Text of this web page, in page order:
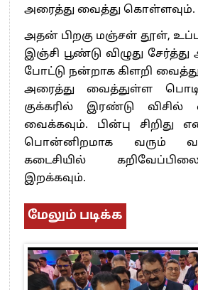
அரைத்து வைத்து கொள்ளவும்.
அதன் பிறகு மஞ்சள் தூள்,
இஞ்சி பூண்டு விழுது
போட்டு நன்றாக கிளறி
அரைத்து வைத்துள்ள
குக்கரில் இரண்டு விசில்
வைக்கவும். பின்பு
பொன்னிறமாக வரும்
கடைசியில்
இறக்கவும்.
மேலும் படிக்க